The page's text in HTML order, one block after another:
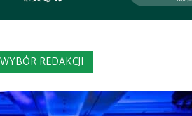
WYBÓR REDAKCJI